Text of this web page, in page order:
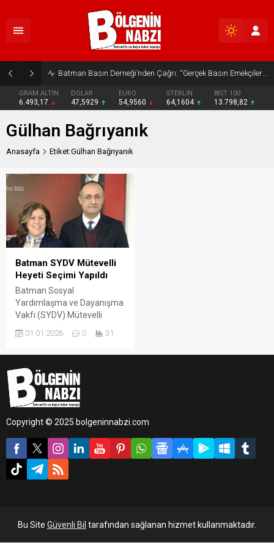
Batman Basın Derneği’nden Çağrı: “Gerçek Basın Emekçileri Desteklenmeli”
GRAM ALTIN
6.493,17
DOLAR
47,5929
EURO
54,9560
STERLİN
64,1604
BIST 100
13.798,82
Gülhan Bağrıyanık
Anasayfa Etiket:Gülhan Bağrıyanık
Batman SYDV Mütevelli
Heyeti Seçimi Yapıldı
Batman Sosyal
Yardımlaşma ve Dayanışma
Vakfı (SYDV) Mütevelli
belirlenmesi amacıyla seçim
katılımıyla yapılan seçimde
dört aday yarıştı.
01.01.2026 0 31
Copyright © 2025 bolgeninnabzi.com
Bu Site Güvenli Bil tarafından sağlanan hizmet kullanmaktadır.